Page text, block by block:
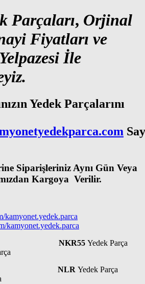
Parçaları, Orjinal
Fiyatları ve
İle
Yedek Parçalarını
Siparişleriniz Aynı Gün Veya
Kargoya Verilir.
kamyonet.yedek.parca
kamyonet.yedek.parca
Parça NKR55 Yedek Parça
NLR Yedek Parça